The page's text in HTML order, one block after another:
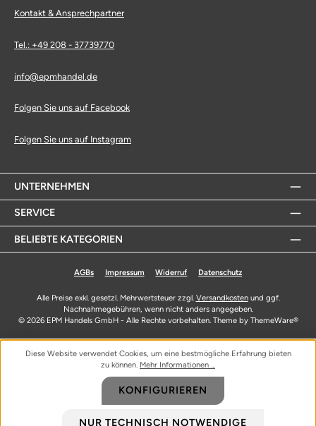
Kontakt & Ansprechpartner
Tel.: +49 208 - 37739770
info@epmhandel.de
Folgen Sie uns auf Facebook
Folgen Sie uns auf Instagram
UNTERNEHMEN
SERVICE
BELIEBTE KATEGORIEN
AGBs Impressum Widerruf Datenschutz
Alle Preise exkl. gesetzl. Mehrwertsteuer zzgl. Versandkostenund ggf.
Nachnahmegebühren, wenn nicht anders angegeben.
© 2026 EPM Handels GmbH - Alle Rechte vorbehalten. Theme by ThemeWare®
Diese Website verwendet Cookies, um eine bestmögliche Erfahrung bieten
zu können. Mehr Informationen ...
NUR TECHNISCH NOTWENDIGE
KONFIGURIEREN